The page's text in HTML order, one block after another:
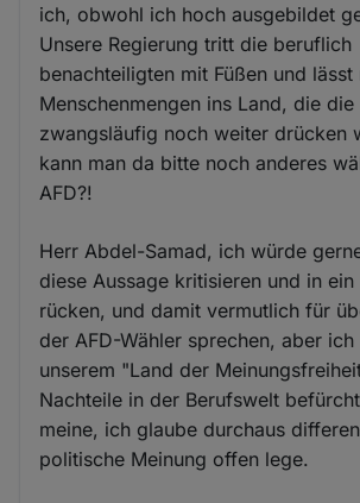
ich, obwohl ich hoch ausgebildet
Unsere Regierung tritt die beruflich
benachteiligten mit Füßen und lässt
Menschenmengen ins Land, die die
zwangsläufig noch weiter drücken
kann man da bitte noch anderes
AFD?!
Herr Abdel-Samad, ich würde
diese Aussage kritisieren und in
rücken, und damit vermutlich für
der AFD-Wähler sprechen, aber
unserem "Land der
Nachteile in der Berufswelt
meine, ich glaube durchaus
politische Meinung offen lege.